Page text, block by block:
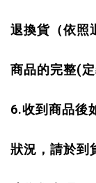
退換貨（依照
商品的完整(
6.收到商品後
狀況，請於到